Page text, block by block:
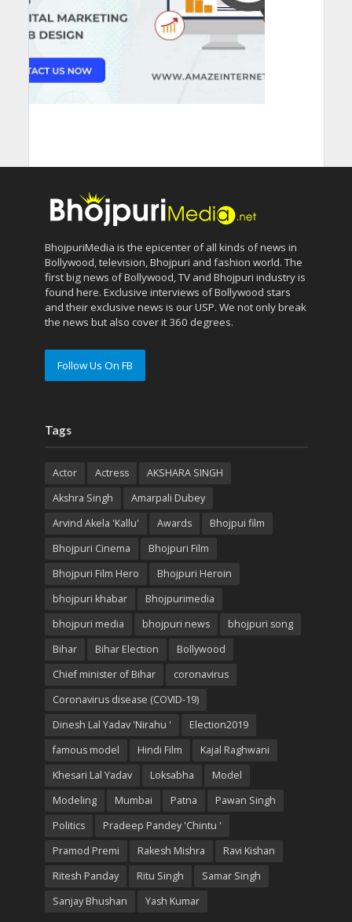
BhojpuriMedia is the epicenter of all kinds of news in
Bollywood, television, Bhojpuri and fashion world. The
first big news of Bollywood, TV and Bhojpuri industry is
found here. Exclusive interviews of Bollywood stars
and their exclusive news is our USP. We not only break
the news but also cover it 360 degrees.
Follow Us On FB
Tags
Actor Actress
AKSHARA SINGH
Akshra Singh
Amarpali Dubey
Arvind Akela 'Kallu'
Awards
Bhojpui film
Bhojpuri Cinema
Bhojpuri Film
Bhojpuri Film Hero
Bhojpuri Heroin
bhojpuri khabar
Bhojpurimedia
bhojpuri media
bhojpuri news
bhojpuri song
Bihar
Bihar Election
Bollywood
Chief minister of Bihar
coronavirus
Coronavirus disease (COVID-19)
Dinesh Lal Yadav 'Nirahu '
Election2019
famous model
Hindi Film
Kajal Raghwani
Khesari Lal Yadav
Loksabha
Model
Modeling
Mumbai Patna
Pawan Singh
Politics
Pradeep Pandey 'Chintu '
Pramod Premi
Rakesh Mishra
Ravi Kishan
Ritesh Panday
Ritu Singh
Samar Singh
Sanjay Bhushan
Yash Kumar